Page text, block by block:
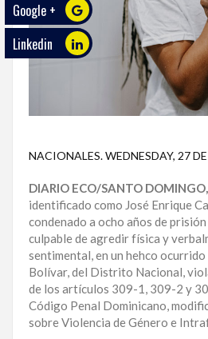
ECO
PLAY
NACIONAL
SANTO
DOMINGO
SANTIAGO
SAN
JUAN
Google +
Linkedin
NACIONALES.WEDNESDAY, 27
DIARIO ECO/SANTO DOMINGO,
identificado como José Enrique
condenado a ocho años de
culpable de agredir física y
sentimental, en un hehco
Bolívar, del Distrito Nacional,
de los artículos 309-1, 309-2 y
Código Penal Dominicano,
sobre Violencia de Género e